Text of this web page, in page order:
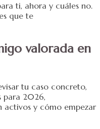
ti, ahora y cuáles no.
que te
valorada en
tu caso concreto,
para 2026,
activos y cómo empezar